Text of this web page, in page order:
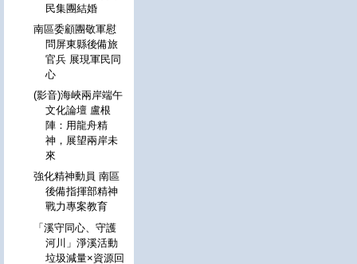
民集團結婚
南區委顧團敬軍慰
問屏東縣後備旅
官兵 展現軍民同
心
(影音)海峽兩岸端午
文化論壇 盧根
陣：用龍舟精
神，展望兩岸未
來
強化精神動員 南區
後備指揮部精神
戰力專案教育
「溪守同心、守護
河川」淨溪活動
垃圾減量×資源回